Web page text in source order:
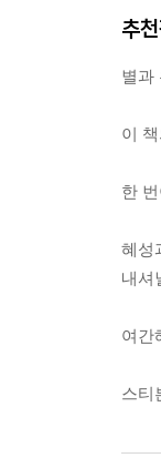
밤하
중
신비
어렵
지구
이
조
어째
추
별과
이
한
혜
내셔
여간
스티